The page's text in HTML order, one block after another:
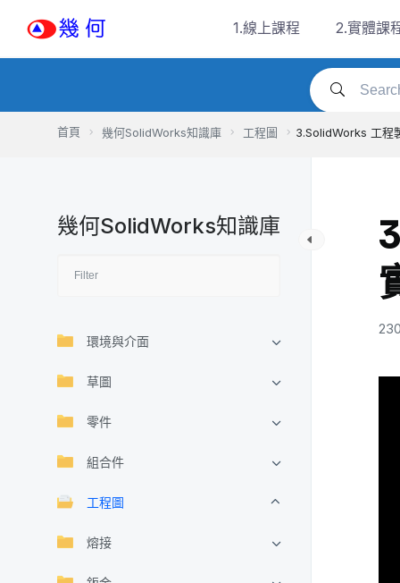
content
1.線上課程 2.實體課
首頁 幾何SolidWorks知識庫 工程圖 3.SolidWorks 工程
幾何SolidWorks知識庫
環境與介面
草圖
零件
組合件
工程圖
熔接